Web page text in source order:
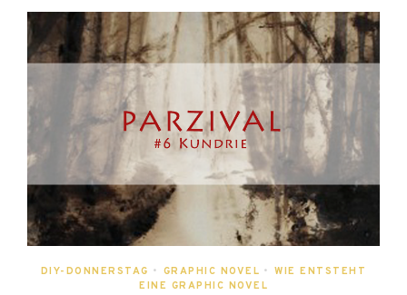
DIY-DONNERSTAG • GRAPHIC NOVEL • WIE ENTSTEHT
EINE GRAPHIC NOVEL